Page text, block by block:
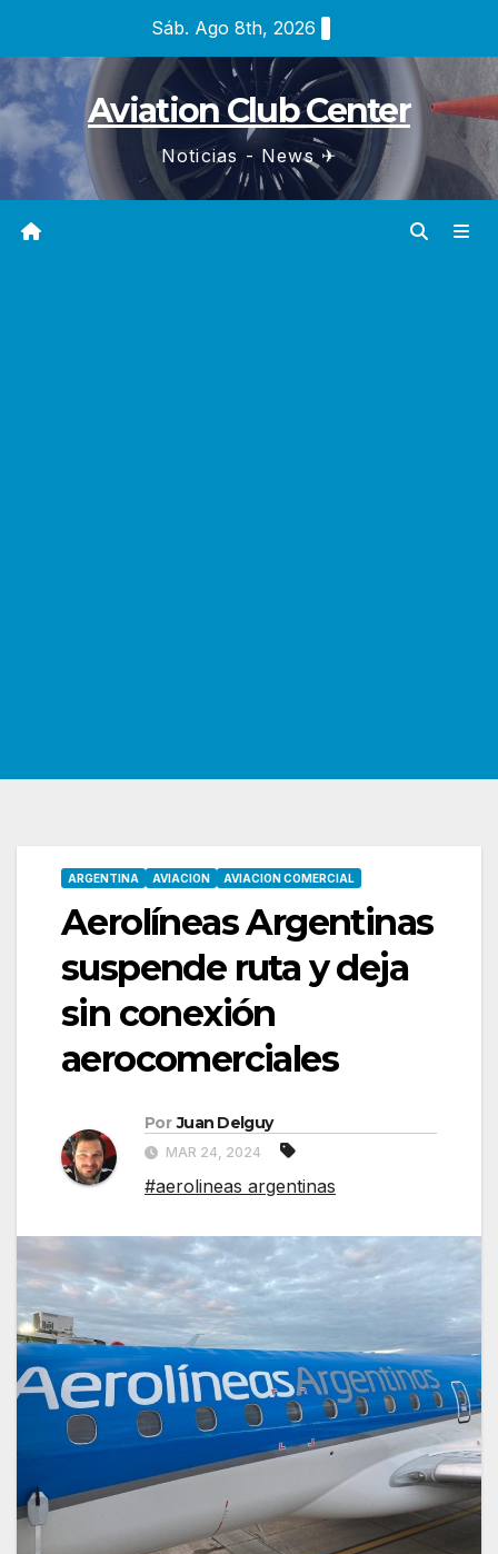
contenido
Sáb. Ago 8th, 2026
Aviation Club Center
Noticias - News ✈
ARGENTINA AVIACION AVIACION COMERCIAL
Aerolíneas Argentinas
suspende ruta y deja
sin conexión
aerocomerciales
Por Juan Delguy
MAR 24, 2024
#aerolineas argentinas